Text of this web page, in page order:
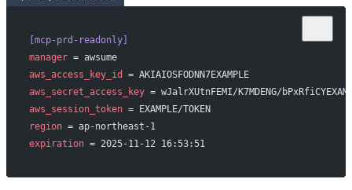
[mcp-prd-readonly]
manager = awsume
aws_access_key_id
= AKIAIOSFODNN7EXAMPLE
aws_secret_access_key = wJalrXUtnFEMI/K7MDENG/
aws_session_token = EXAMPLE/TOKEN
region = ap-northeast-1
expiration = 2025-11-12 16:53:51